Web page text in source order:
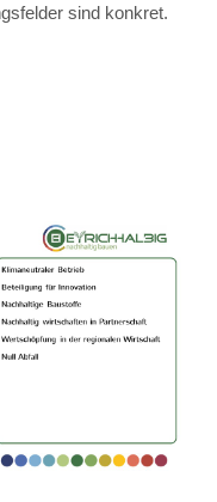
sind konkret.